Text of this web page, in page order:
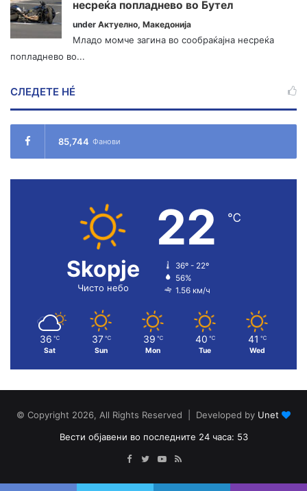
несреќа попладнево во Бутел
under Актуелно, Македонија
Младо момче загина во сообраќајна несреќа
попладнево во...
СЛЕДЕТЕ НÉ
85,744 Фанови
Skopje
Чисто небо
22 ℃
36º - 22º
56%
1.56 км/ч
36 ℃
Sat
37 ℃
Sun
39 ℃
Mon
40 ℃
Tue
41 ℃
Wed
© Copyright 2026, All Rights Reserved | Developed by Unet
Вести објавени во последните 24 часа: 53
Facebook
TwitterYouTube
RSS